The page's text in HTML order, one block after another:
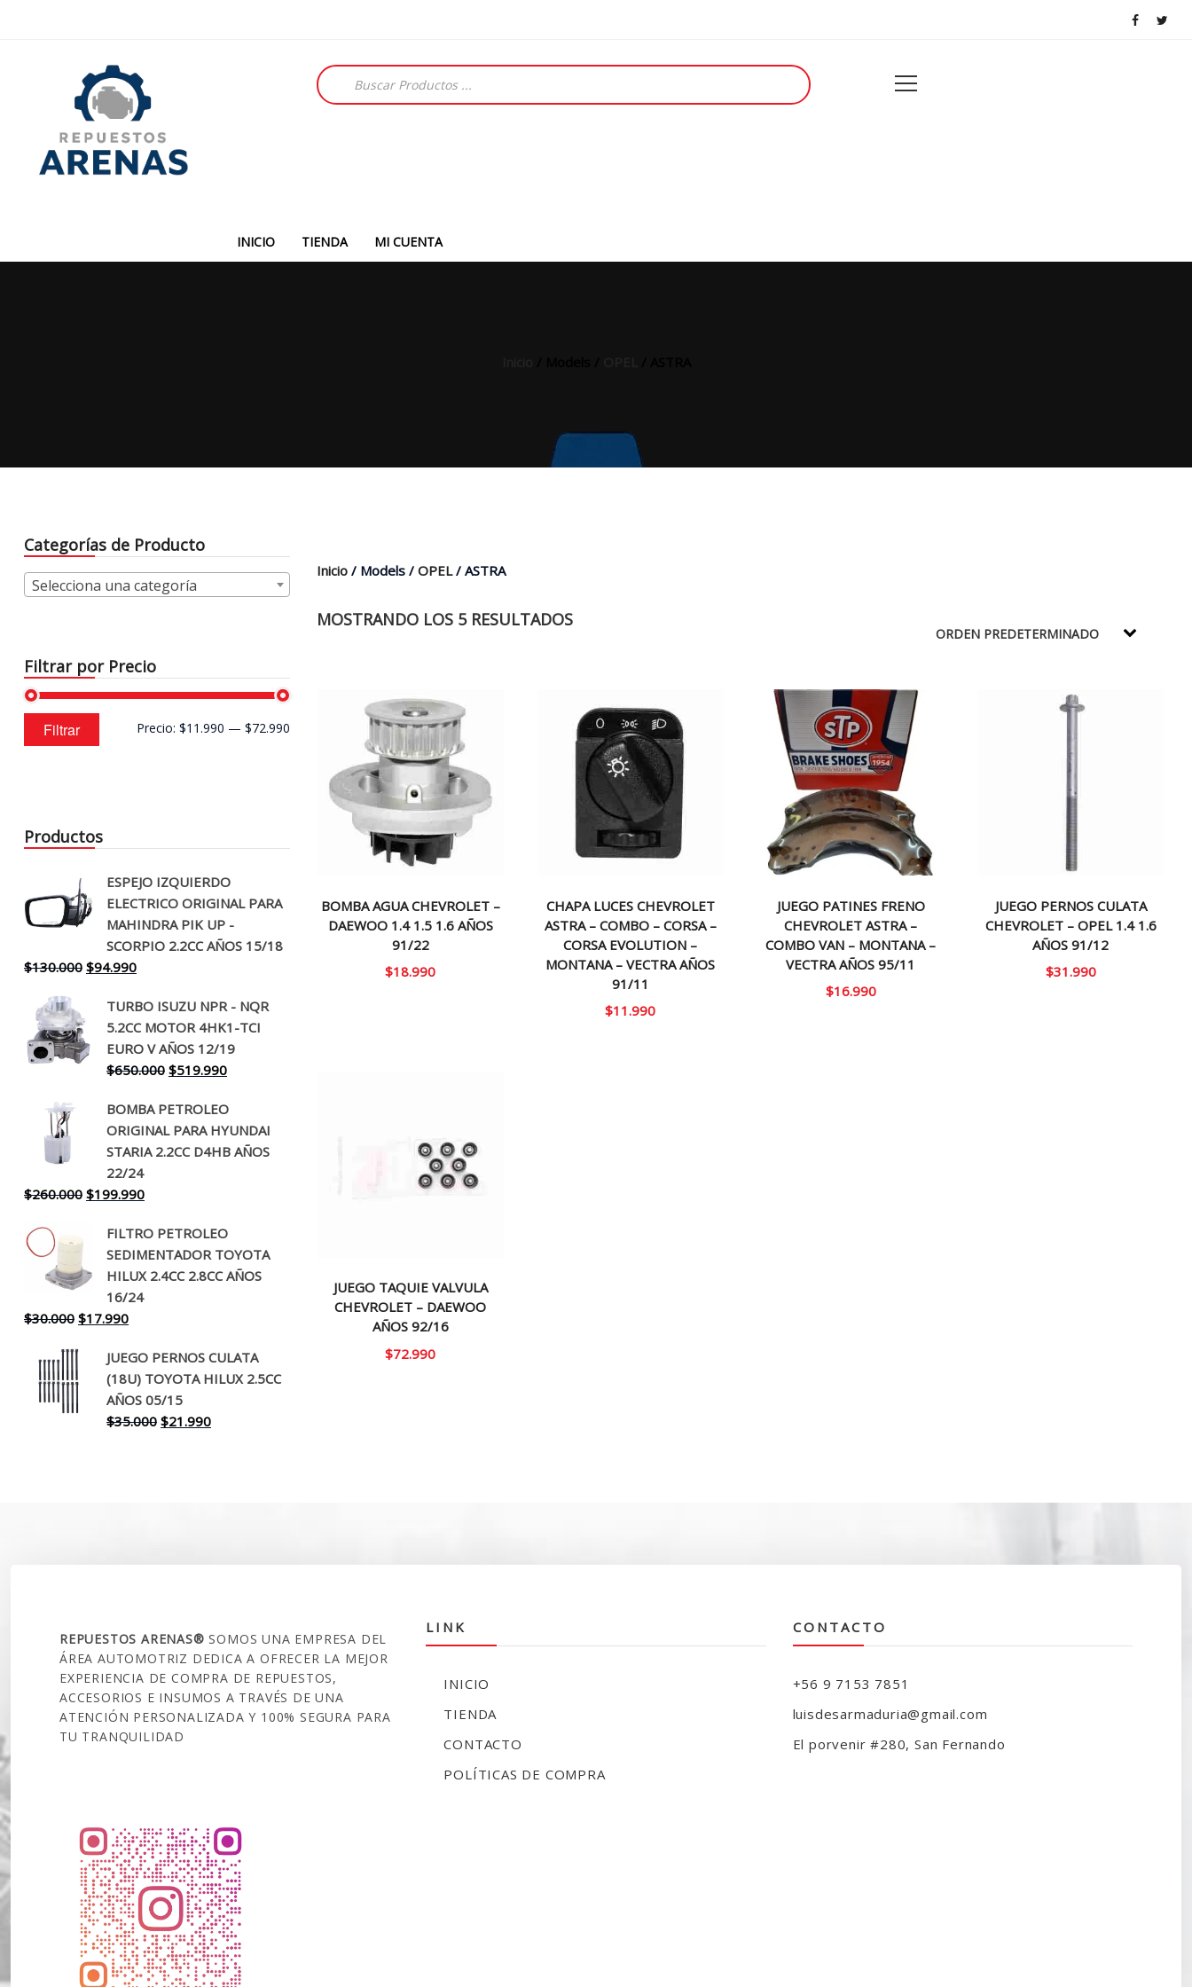
Búsqueda
de
productos
INICIO TIENDA MI CUENTA
Categorías de Producto
Selecciona una categoría
Filtrar por Precio
Precio
mínimo
Precio
máximo
Filtrar Precio: $11.990 — $72.990
Productos
ESPEJO IZQUIERDO
ELECTRICO ORIGINAL PARA
MAHINDRA PIK UP -
SCORPIO 2.2CC AÑOS 15/18
$130.000 El
original
era:
$130.000.
$94.990El
actual
es:
$94.990.
TURBO ISUZU NPR - NQR
5.2CC MOTOR 4HK1-TCI
EURO V AÑOS 12/19
$650.000 El
original
era:
$650.000.
$519.990El
actual
es:
$519.990.
BOMBA PETROLEO
ORIGINAL PARA HYUNDAI
STARIA 2.2CC D4HB AÑOS
22/24
$260.000 El
original
era:
$260.000.
$199.990El
actual
es:
$199.990.
FILTRO PETROLEO
SEDIMENTADOR TOYOTA
HILUX 2.4CC 2.8CC AÑOS
16/24
$30.000 El
original
era:
$30.000.
$17.990El
actual
es:
$17.990.
JUEGO PERNOS CULATA
(18U) TOYOTA HILUX 2.5CC
AÑOS 05/15
$35.000 El
$21.990El
Inicio / Models / OPEL/ ASTRA
MOSTRANDO LOS 5 RESULTADOS
BOMBA AGUA CHEVROLET –
DAEWOO 1.4 1.5 1.6 AÑOS
91/22
$18.990
CHAPA LUCES CHEVROLET
ASTRA – COMBO – CORSA –
CORSA EVOLUTION –
MONTANA – VECTRA AÑOS
91/11
$11.990
JUEGO PATINES FRENO
CHEVROLET ASTRA –
COMBO VAN – MONTANA –
VECTRA AÑOS 95/11
$16.990
JUEGO PERNOS CULATA
CHEVROLET – OPEL 1.4 1.6
AÑOS 91/12
$31.990
JUEGO TAQUIE VALVULA
CHEVROLET – DAEWOO
AÑOS 92/16
$72.990
REPUESTOS ARENAS®SOMOS UNA EMPRESA DEL
ÁREA AUTOMOTRIZ DEDICA A OFRECER LA MEJOR
EXPERIENCIA DE COMPRA DE REPUESTOS,
ACCESORIOS E INSUMOS A TRAVÉS DE UNA
ATENCIÓN PERSONALIZADA Y 100% SEGURA PARA
TU TRANQUILIDAD
LINK
INICIO
TIENDA
CONTACTO
POLÍTICAS DE COMPRA
CONTACTO
+56 9 7153 7851
luisdesarmaduria@gmail.com
El porvenir #280, San Fernando